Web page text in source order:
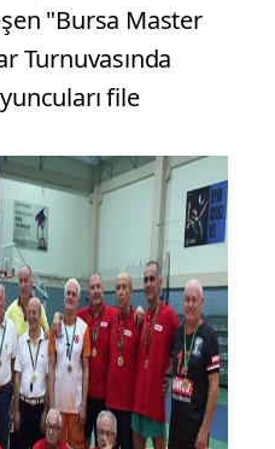
"Bursa Master
Turnuvasında
file